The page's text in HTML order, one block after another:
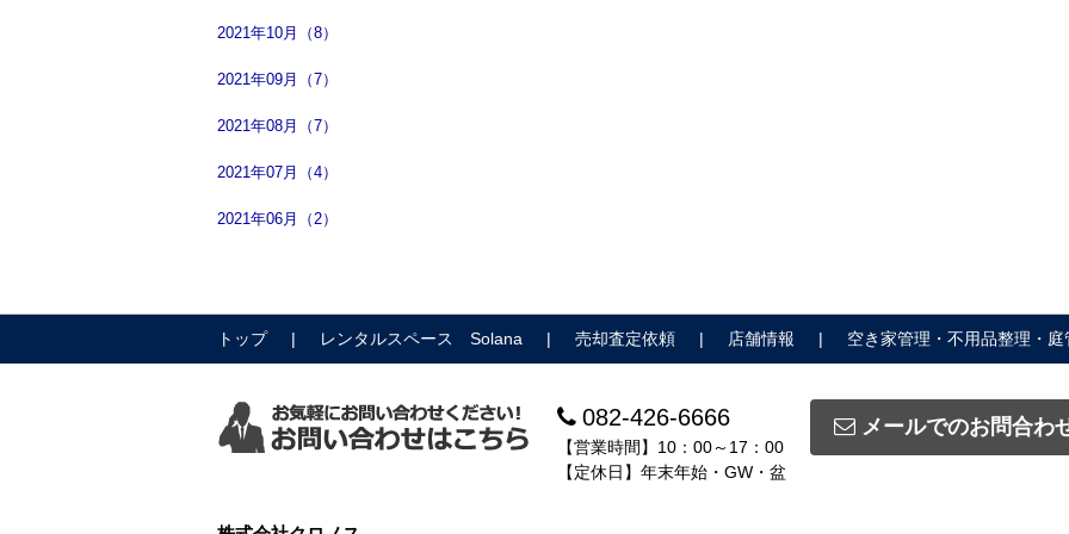
2021年10月（8）
2021年09月（7）
2021年08月（7）
2021年07月（4）
2021年06月（2）
トップ レンタルスペース Solana 売却査定依頼 店舗情報 空き家管理・不用品整理・庭
082-426-6666
【営業時間】10：00～17：00
【定休日】年末年始・GW・盆
メールでのお問合わ